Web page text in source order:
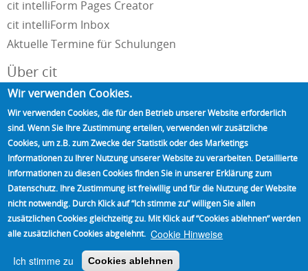
cit intelliForm Pages Creator
cit intelliForm Inbox
Aktuelle Termine für Schulungen
Über cit
Unternehmensportrait
Impressum und Datenschutzerklärung
Kontakt
Referenzen
Unsere Partner
Standorte
Presse
News
Wir verwenden Cookies.
Wir verwenden Cookies, die für den Betrieb unserer Website erforderlich
sind. Wenn Sie Ihre Zustimmung erteilen, verwenden wir zusätzliche
Cookies, um z.B. zum Zwecke der Statistik oder des Marketings
Informationen zu Ihrer Nutzung unserer Website zu verarbeiten. Detaillierte
Informationen zu diesen Cookies finden Sie in unserer Erklärung zum
Datenschutz. Ihre Zustimmung ist freiwillig und für die Nutzung der Website
nicht notwendig. Durch Klick auf “Ich stimme zu“ willigen Sie allen
zusätzlichen Cookies gleichzeitig zu. Mit Klick auf “Cookies ablehnen“ werden
alle zusätzlichen Cookies abgelehnt. Cookie Hinweise
Ich stimme zu
Cookies ablehnen